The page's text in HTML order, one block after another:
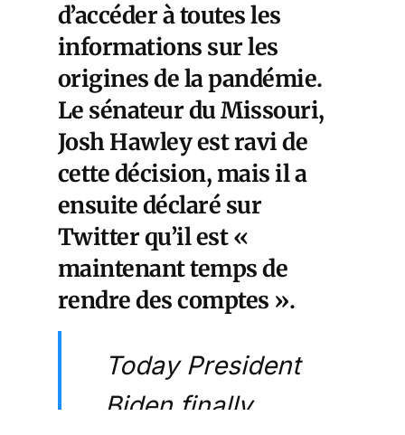
d’accéder à toutes les
informations sur les
origines de la pandémie.
Le sénateur du Missouri,
Josh Hawley est ravi de
cette décision, mais il a
ensuite déclaré sur
Twitter qu’il est «
maintenant temps de
rendre des comptes ».
Today President
Biden finally